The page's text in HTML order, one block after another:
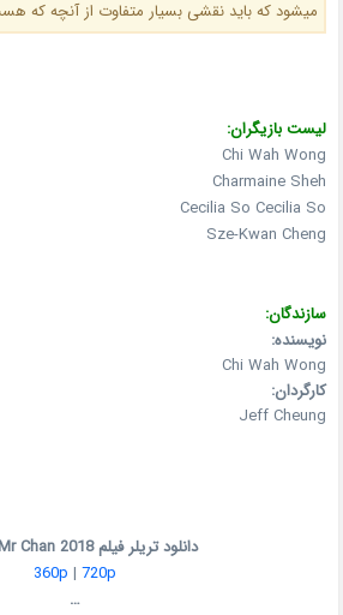
میشود که باید نقشی بسیار متفاوت از آنچه که
لیست بازیگران:
Chi Wah Wong
Charmaine Sheh
Cecilia So Cecilia So
Sze-Kwan Cheng
سازندگان:
نویسنده:
Chi Wah Wong
کارگردان:
Jeff Cheung
دانلود تریلر فیلم Agent Mr Chan 2018
360p | 720p
…